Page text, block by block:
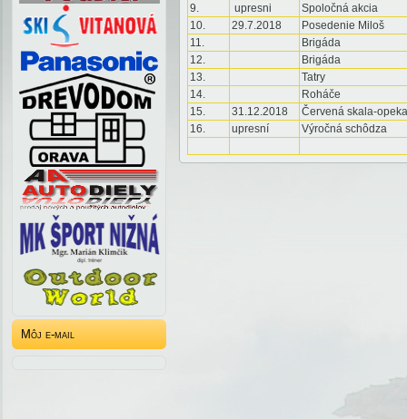
Môj e-mail
9.
upresni
Spoločná akcia
10.
29.7.2018
Posedenie Miloš
11.
Brigáda
12.
Brigáda
13.
Tatry
14.
Roháče
15.
31.12.2018
Červená skala-
16.
upresní Výročná schôdza